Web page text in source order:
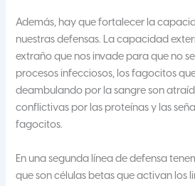
Además, hay que fortalecer la
nuestras defensas. La capacidad
extraño que nos invade para que no
procesos infecciosos, los fagocitos
deambulando por la sangre son
conflictivas por las proteínas y las
fagocitos.
En una segunda línea de defensa
que son células betas que activan los